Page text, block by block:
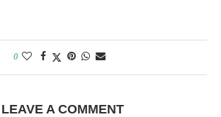
0
LEAVE A COMMENT